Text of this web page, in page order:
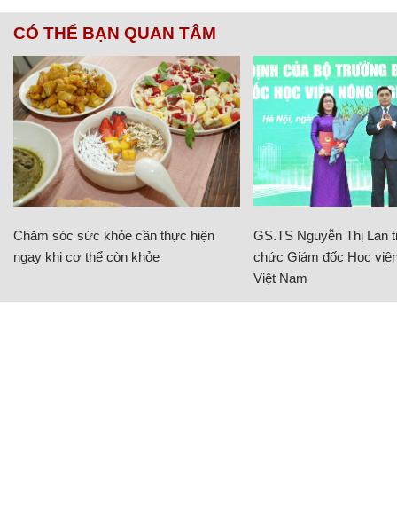
CÓ THỂ BẠN QUAN TÂM
Chăm sóc sức khỏe cần thực hiện
ngay khi cơ thể còn khỏe
GS.TS Nguyễn Thị Lan
chức Giám đốc Học
Việt Nam